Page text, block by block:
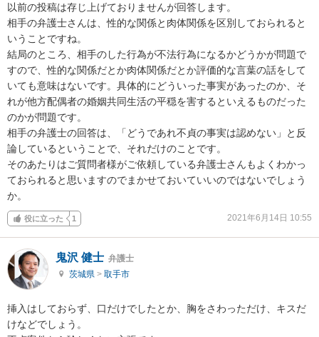
以前の投稿は存じ上げておりませんが回答します。
相手の弁護士さんは、性的な関係と肉体関係を区別しておられると
いうことですね。
結局のところ、相手のした行為が不法行為になるかどうかが問題で
すので、性的な関係だとか肉体関係だとか評価的な言葉の話をして
いても意味はないです。具体的にどういった事実があったのか、そ
れが他方配偶者の婚姻共同生活の平穏を害するといえるものだった
のかが問題です。
相手の弁護士の回答は、「どうであれ不貞の事実は認めない」と反
論しているということで、それだけのことです。
そのあたりはご質問者様がご依頼している弁護士さんもよくわかっ
ておられると思いますのでまかせておいていいのではないでしょう
か。
役に立った 1 2021年6月14日 10:55
鬼沢 健士 弁護士
茨城県 > 取手市
挿入はしておらず、口だけでしたとか、胸をさわっただけ、キスだ
けなどでしょう。